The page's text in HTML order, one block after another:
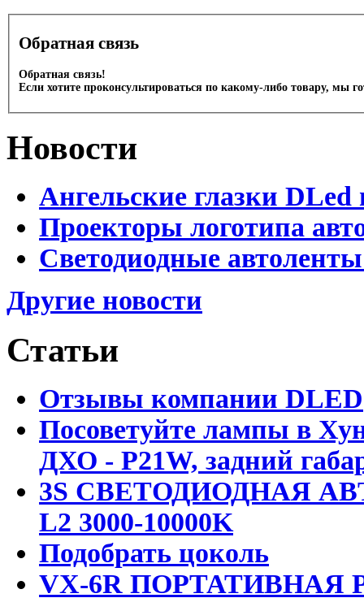
Обратная связь
Обратная связь!
Если хотите проконсультироваться по какому-либо товару, мы
Новости
Ангельские глазки DLed
Проекторы логотипа
Светодиодные
Другие новости
Статьи
Отзывы компании DLED
Посоветуйте лампы в
ДХО - P21W, задний
3S СВЕТОДИОДНАЯ
L2 3000-10000K
Подобрать цоколь
VX-6R ПОРТАТИВНАЯ